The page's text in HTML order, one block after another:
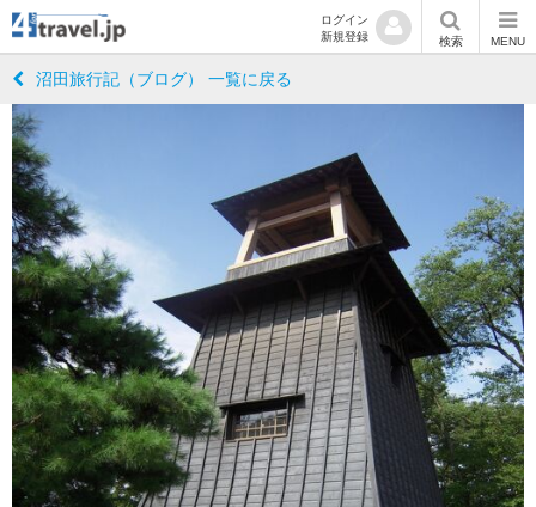
ログイン
新規登録
検索 MENU
沼田旅行記（ブログ） 一覧に戻る